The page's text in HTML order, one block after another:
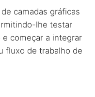
camadas gráficas
lhe testar
começar a integrar
fluxo de trabalho de